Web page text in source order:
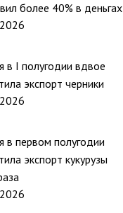
более 40% в деньгах
в I полугодии вдвое
экспорт черники
в первом полугодии
экспорт кукурузы